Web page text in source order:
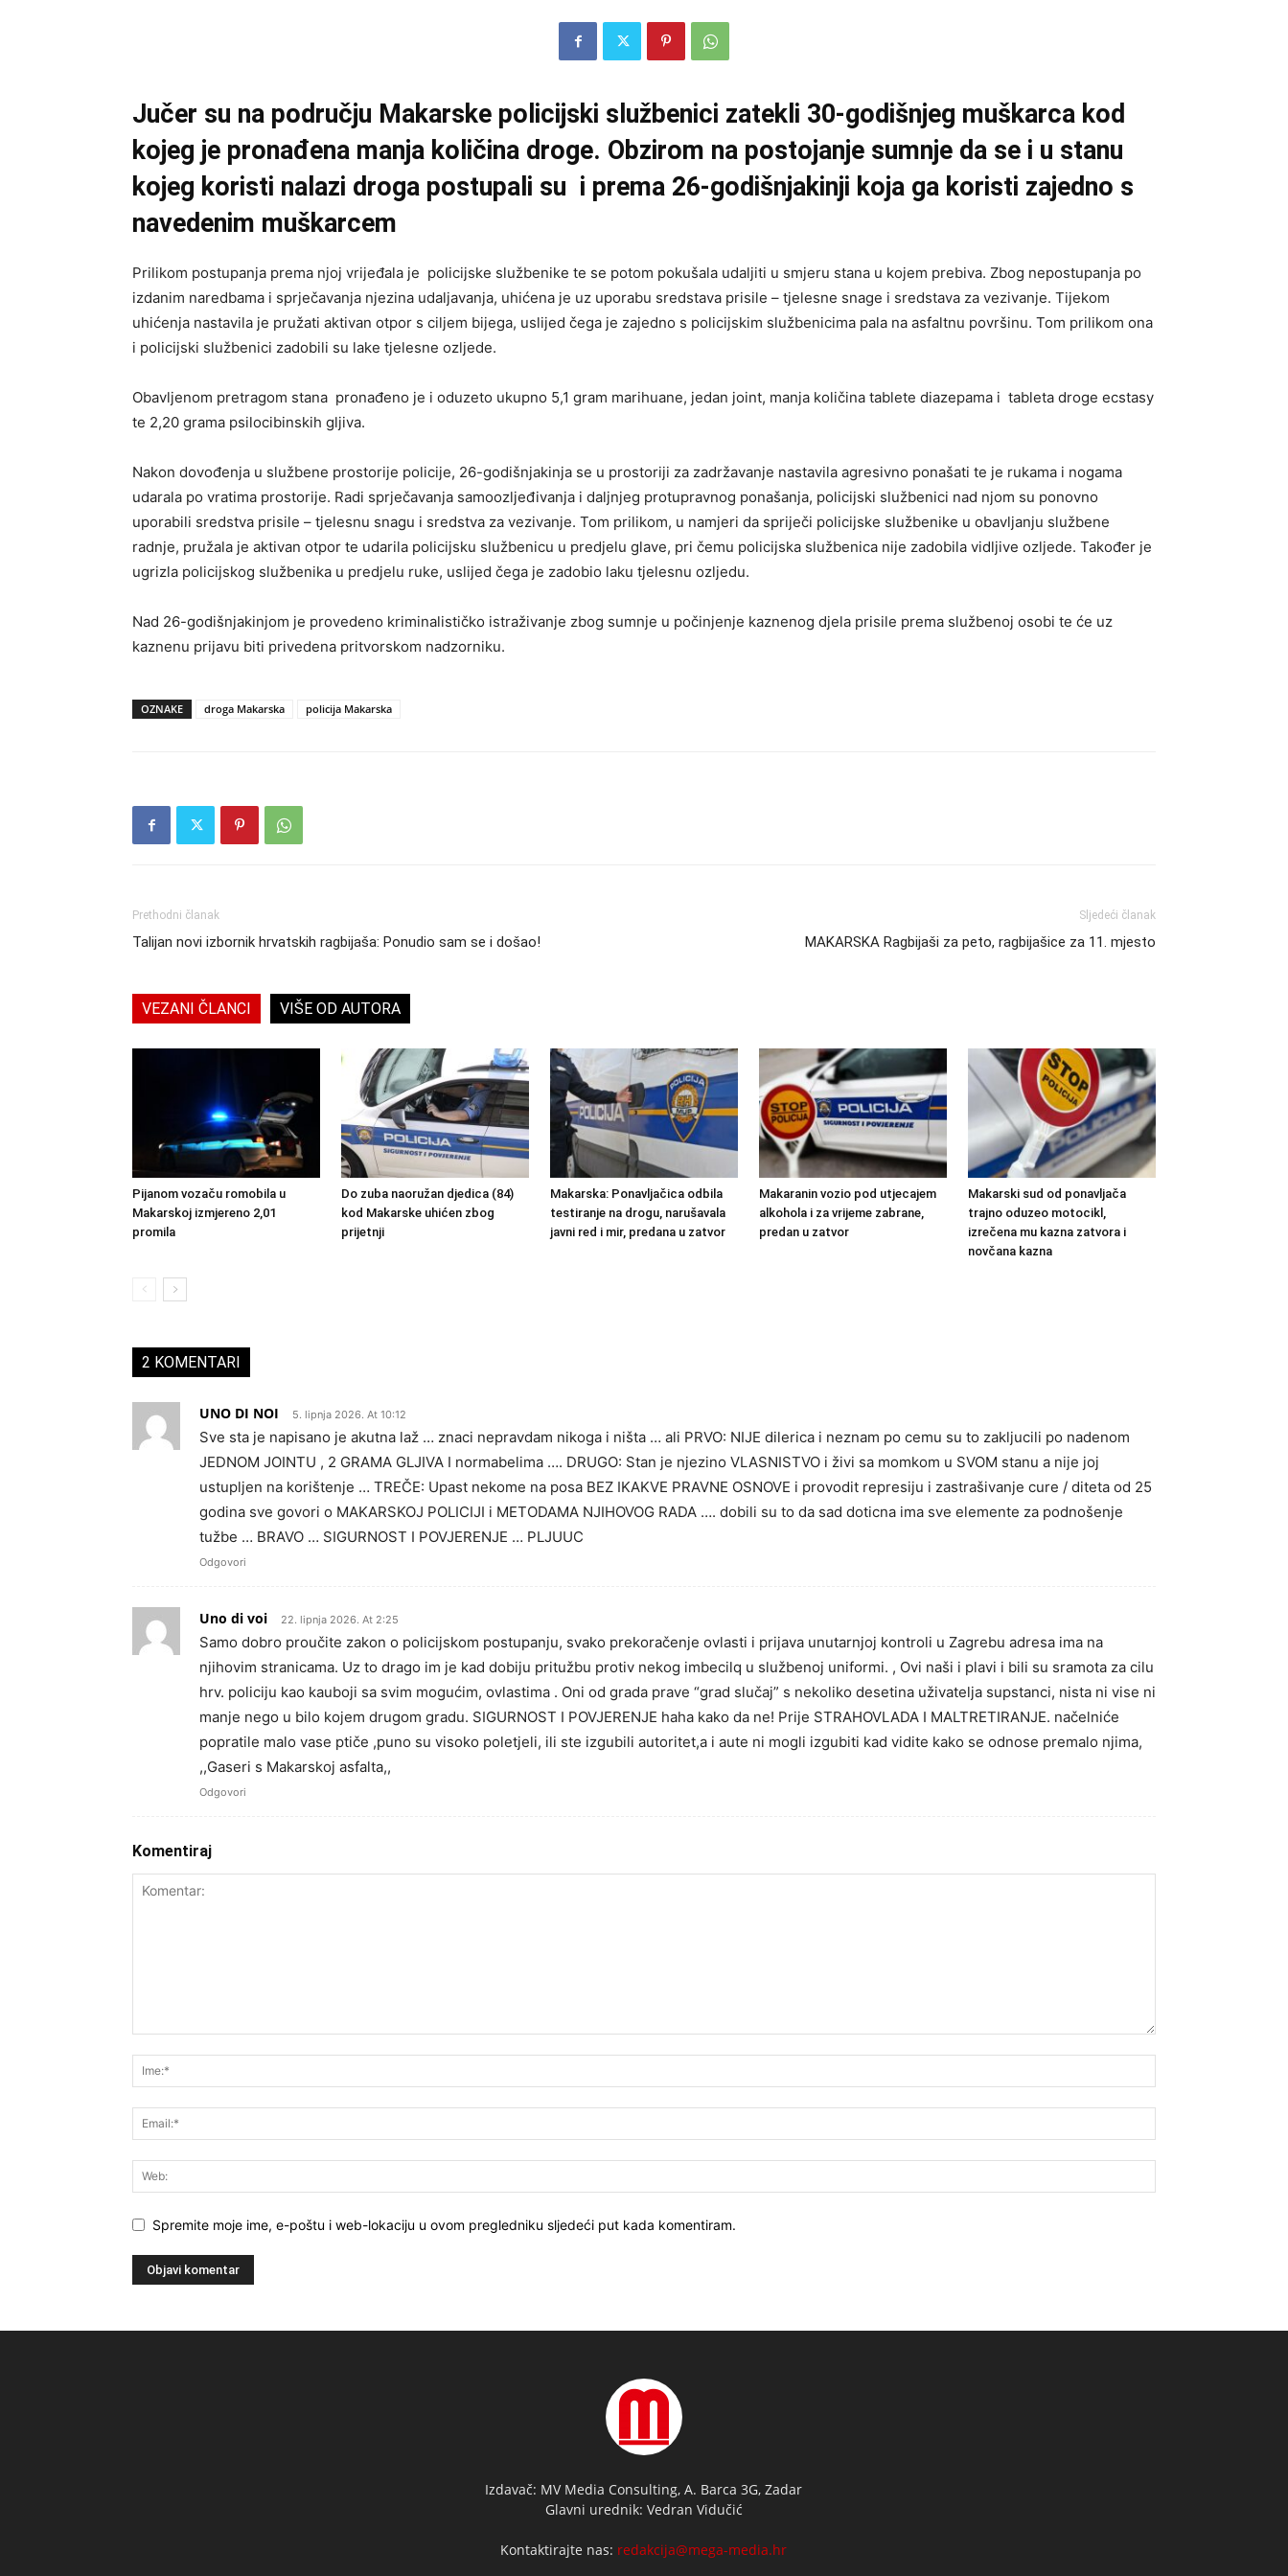
Jučer su na području Makarske policijski službenici zatekli 30-godišnjeg muškarca kod
kojeg je pronađena manja količina droge. Obzirom na postojanje sumnje da se i u stanu
kojeg koristi nalazi droga postupali su i prema 26-godišnjakinji koja ga koristi zajedno s
navedenim muškarcem
Prilikom postupanja prema njoj vrijeđala je policijske službenike te se potom pokušala udaljiti u smjeru stana u kojem prebiva. Zbog nepostupanja po
izdanim naredbama i sprječavanja njezina udaljavanja, uhićena je uz uporabu sredstava prisile – tjelesne snage i sredstava za vezivanje. Tijekom
uhićenja nastavila je pružati aktivan otpor s ciljem bijega, uslijed čega je zajedno s policijskim službenicima pala na asfaltnu površinu. Tom prilikom ona
i policijski službenici zadobili su lake tjelesne ozljede.
Obavljenom pretragom stana pronađeno je i oduzeto ukupno 5,1 gram marihuane, jedan joint, manja količina tablete diazepama i tableta droge ecstasy
te 2,20 grama psilocibinskih gljiva.
Nakon dovođenja u službene prostorije policije, 26-godišnjakinja se u prostoriji za zadržavanje nastavila agresivno ponašati te je rukama i nogama
udarala po vratima prostorije. Radi sprječavanja samoozljeđivanja i daljnjeg protupravnog ponašanja, policijski službenici nad njom su ponovno
uporabili sredstva prisile – tjelesnu snagu i sredstva za vezivanje. Tom prilikom, u namjeri da spriječi policijske službenike u obavljanju službene
radnje, pružala je aktivan otpor te udarila policijsku službenicu u predjelu glave, pri čemu policijska službenica nije zadobila vidljive ozljede. Također je
ugrizla policijskog službenika u predjelu ruke, uslijed čega je zadobio laku tjelesnu ozljedu.
Nad 26-godišnjakinjom je provedeno kriminalističko istraživanje zbog sumnje u počinjenje kaznenog djela prisile prema službenoj osobi te će uz
kaznenu prijavu biti privedena pritvorskom nadzorniku.
OZNAKE droga Makarska policija Makarska
Prethodni članak
Talijan novi izbornik hrvatskih ragbijaša: Ponudio sam se i došao!
Sljedeći članak
MAKARSKA Ragbijaši za peto, ragbijašice za 11. mjesto
VEZANI ČLANCI VIŠE OD AUTORA
Pijanom vozaču romobila u
Makarskoj izmjereno 2,01
promila
Do zuba naoružan djedica (84)
kod Makarske uhićen zbog
prijetnji
Makarska: Ponavljačica odbila
testiranje na drogu, narušavala
javni red i mir, predana u zatvor
Makaranin vozio pod utjecajem
alkohola i za vrijeme zabrane,
predan u zatvor
Makarski sud od ponavljača
trajno oduzeo motocikl,
izrečena mu kazna zatvora i
novčana kazna
2 KOMENTARI
UNO DI NOI 5. lipnja 2026. At 10:12
Sve sta je napisano je akutna laž … znaci nepravdam nikoga i ništa … ali PRVO: NIJE dilerica i neznam po cemu su to zakljucili po nadenom
JEDNOM JOINTU , 2 GRAMA GLJIVA I normabelima …. DRUGO: Stan je njezino VLASNISTVO i živi sa momkom u SVOM stanu a nije joj
ustupljen na korištenje … TREČE: Upast nekome na posa BEZ IKAKVE PRAVNE OSNOVE i provodit represiju i zastrašivanje cure / diteta od 25
godina sve govori o MAKARSKOJ POLICIJI i METODAMA NJIHOVOG RADA …. dobili su to da sad doticna ima sve elemente za podnošenje
tužbe … BRAVO … SIGURNOST I POVJERENJE … PLJUUC
Odgovori
Uno di voi 22. lipnja 2026. At 2:25
Samo dobro proučite zakon o policijskom postupanju, svako prekoračenje ovlasti i prijava unutarnjoj kontroli u Zagrebu adresa ima na
njihovim stranicama. Uz to drago im je kad dobiju pritužbu protiv nekog imbecilq u službenoj uniformi. , Ovi naši i plavi i bili su sramota za cilu
hrv. policiju kao kauboji sa svim mogućim, ovlastima . Oni od grada prave “grad slučaj” s nekoliko desetina uživatelja supstanci, nista ni vise ni
manje nego u bilo kojem drugom gradu. SIGURNOST I POVJERENJE haha kako da ne! Prije STRAHOVLADA I MALTRETIRANJE. načelniće
popratile malo vase ptiče ,puno su visoko poletjeli, ili ste izgubili autoritet,a i aute ni mogli izgubiti kad vidite kako se odnose premalo njima,
,,Gaseri s Makarskoj asfalta,,
Odgovori
Komentiraj
Spremite moje ime, e-poštu i web-lokaciju u ovom pregledniku sljedeći put kada komentiram.
Izdavač: MV Media Consulting, A. Barca 3G, Zadar
Glavni urednik: Vedran Vidučić
Kontaktirajte nas: redakcija@mega-media.hr